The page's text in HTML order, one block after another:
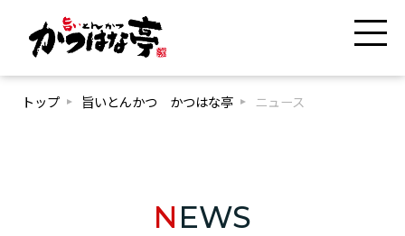
トップ 旨いとんかつ かつはな亭 ニュース
NEWS